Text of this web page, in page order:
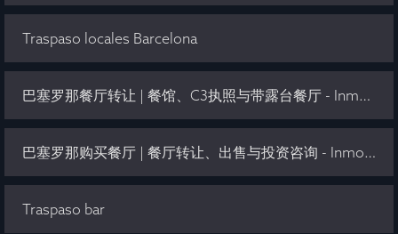
Traspaso locales Barcelona
巴塞罗那餐厅转让 | 餐馆、C3执照与带露台餐厅 - Inmo Olaya
巴塞罗那购买餐厅 | 餐厅转让、出售与投资咨询 - Inmo Olaya
Traspaso bar